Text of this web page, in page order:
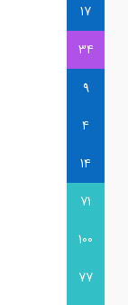
17
34
9
4
14
71
100
77